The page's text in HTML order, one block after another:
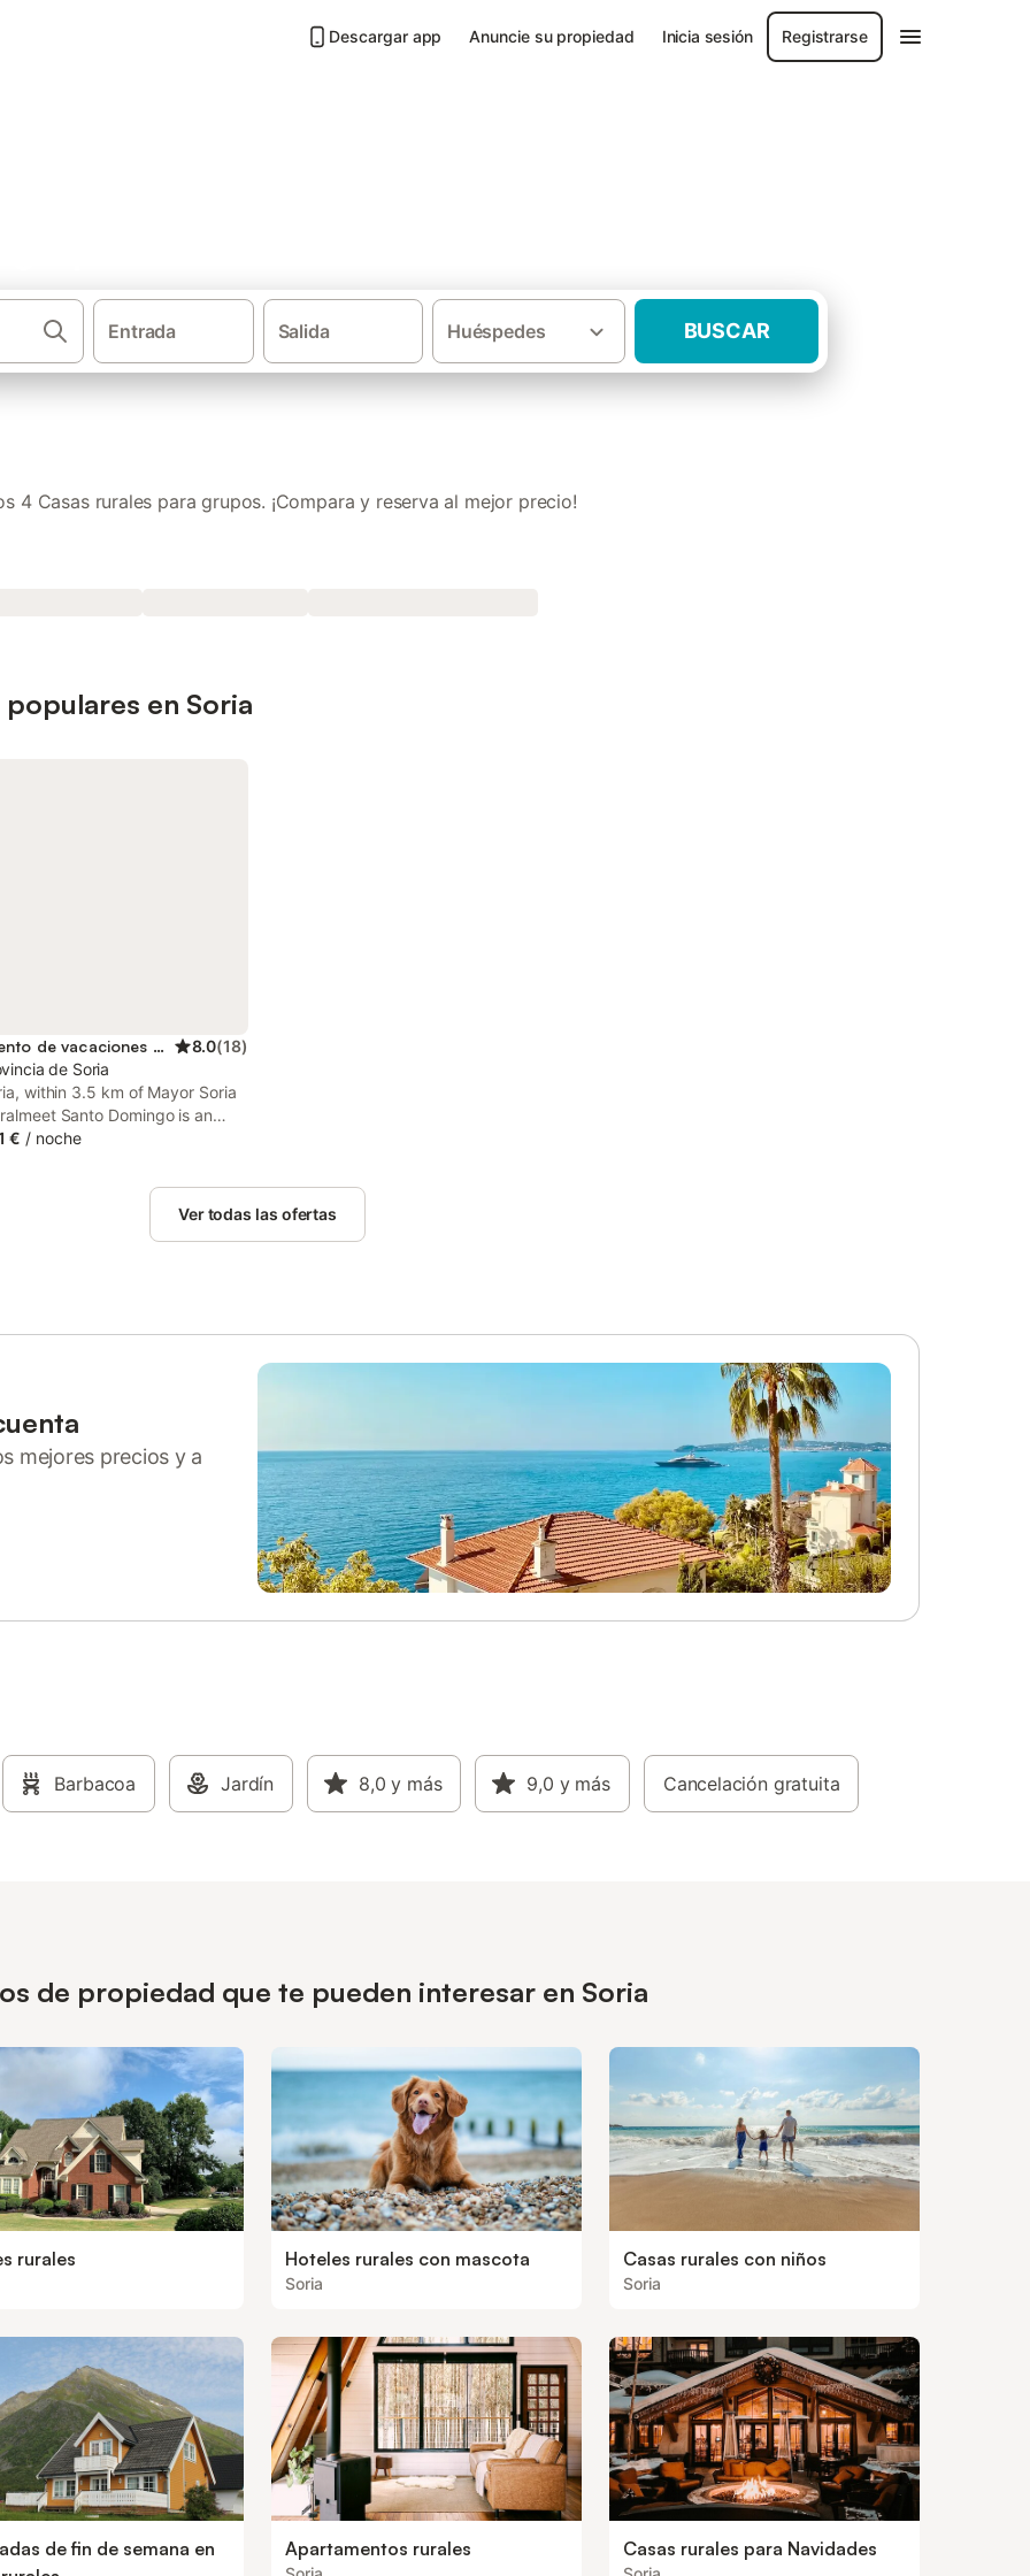
Descargar app Anuncie su propiedad Inicia sesión Registrarse
Entrada Salida Huéspedes BUSCAR
4 Casas rurales para grupos. ¡Compara y reserva al mejor precio!
en Soria
Apartamento de vacaciones para 4 personas 8.0(18)
de Soria
within 3.5 km of Mayor Soria
Santo Domingo is an
offering quiet street
€ / noche
Ver todas las ofertas
mejores precios y a
Barbacoa Jardín 8,0 y más 9,0 y más Cancelación gratuita
de propiedad que te pueden interesar en Soria
rurales Hoteles rurales con mascota
Soria
Casas rurales con niños
Soria
de fin de semana en
Apartamentos rurales Casas rurales para Navidades